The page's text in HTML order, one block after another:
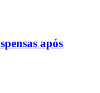
após